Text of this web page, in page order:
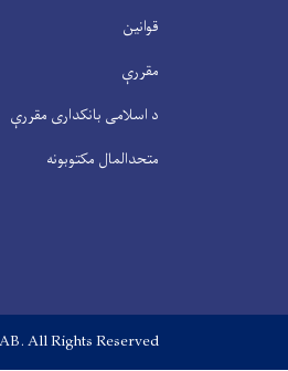
قوانین
مقررې
د اسلامی بانکداری مقررې
متحدالمال مکتوبونه
All Rights Reserved